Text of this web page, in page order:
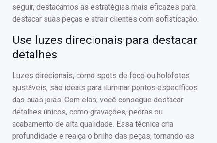
seguir, destacamos as estratégias mais eficazes para
destacar suas peças e atrair clientes com sofisticação.
Use luzes direcionais para destacar
detalhes
Luzes direcionais, como spots de foco ou holofotes
ajustáveis, são ideais para iluminar pontos específicos
das suas joias. Com elas, você consegue destacar
detalhes únicos, como gravações, pedras ou
acabamento de alta qualidade. Essa técnica cria
profundidade e realça o brilho das peças, tornando-as